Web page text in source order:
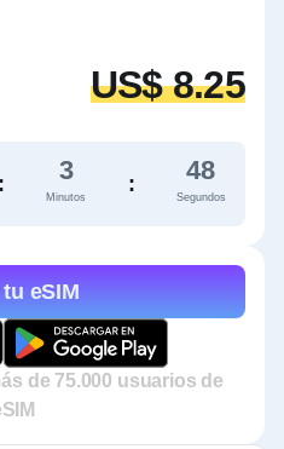
US$ 8.25
: 3
Minutos
: 47
Segundos
eSIM
de 75.000 usuarios de